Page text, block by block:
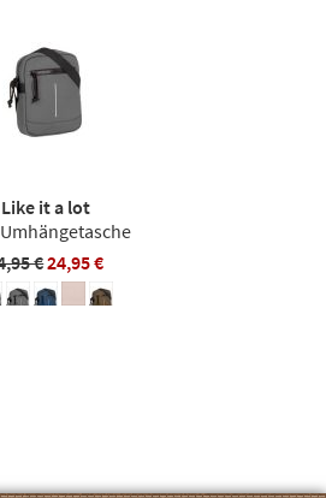
Like it a lot
€24,95 €